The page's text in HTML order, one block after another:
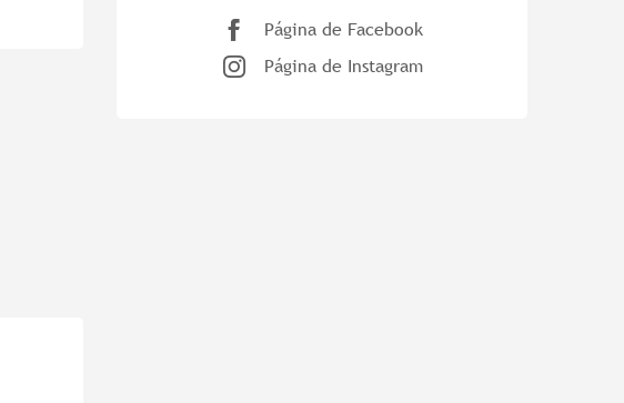
Página de Facebook
Página de Instagram